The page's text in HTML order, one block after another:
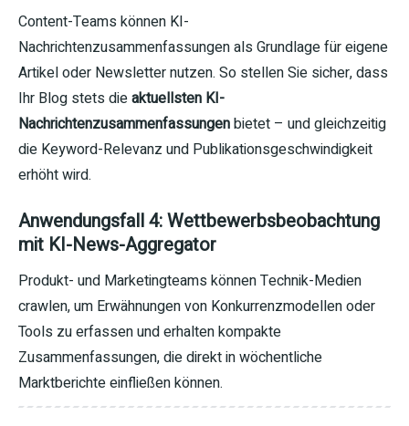
Content-Teams können KI-
Nachrichtenzusammenfassungen als Grundlage für eigene
Artikel oder Newsletter nutzen. So stellen Sie sicher, dass
Ihr Blog stets dieaktuellsten KI-
Nachrichtenzusammenfassungenbietet – und gleichzeitig
die Keyword-Relevanz und Publikationsgeschwindigkeit
erhöht wird.
Anwendungsfall 4: Wettbewerbsbeobachtung
mit KI-News-Aggregator
Produkt- und Marketingteams können Technik-Medien
crawlen, um Erwähnungen von Konkurrenzmodellen oder
Tools zu erfassen und erhalten kompakte
Zusammenfassungen, die direkt in wöchentliche
Marktberichte einfließen können.